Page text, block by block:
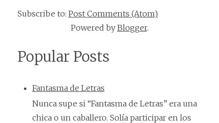
Subscribe to: Post Comments (Atom)
Powered by Blogger.
Popular Posts
Fantasma de Letras
Nunca supe si “Fantasma de Letras” era una
chica o un caballero. Solía participar en los